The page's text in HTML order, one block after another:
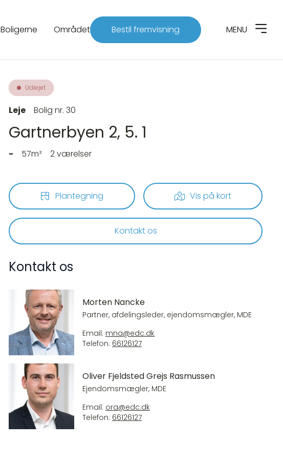
Boligerne Området Bestil fremvisning MENU
Udlejet
Leje Bolig nr. 30
Gartnerbyen 2, 5. 1
- 57m² 2 værelser
Plantegning Vis på kort
Kontakt os
Kontakt os
Morten Nancke
Partner, afdelingsleder, ejendomsmægler, MDE
Email: mna@edc.dk
Telefon: 66126127
Oliver Fjeldsted Grejs Rasmussen
Ejendomsmægler, MDE
Email: ora@edc.dk
Telefon: 66126127